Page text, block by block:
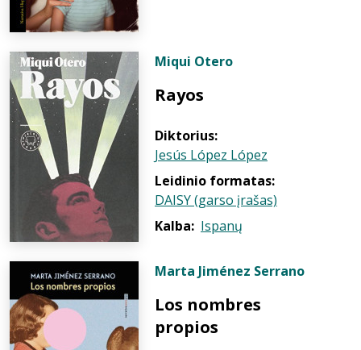
Miqui Otero
Rayos
Diktorius:
Jesús López López
Leidinio formatas:
DAISY (garso įrašas)
Kalba: Ispanų
Marta Jiménez Serrano
Los nombres
propios